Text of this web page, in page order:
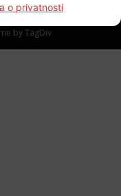
o privatnosti
o privatnosti
by TagDiv